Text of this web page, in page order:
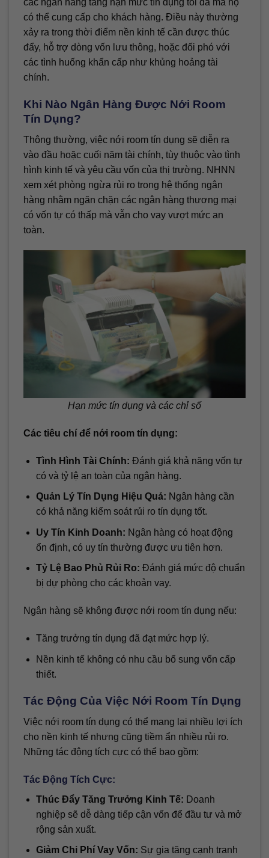
các ngân hàng tăng hạn mức tín dụng tối đa mà họ
có thể cung cấp cho khách hàng. Điều này thường
xảy ra trong thời điểm nền kinh tế cần được thúc
đẩy, hỗ trợ dòng vốn lưu thông, hoặc đối phó với
các tình huống khẩn cấp như khủng hoảng tài
chính.
Khi Nào Ngân Hàng Được Nới Room
Tín Dụng?
Thông thường, việc nới room tín dụng sẽ diễn ra
vào đầu hoặc cuối năm tài chính, tùy thuộc vào tình
hình kinh tế và yêu cầu vốn của thị trường. NHNN
xem xét phòng ngừa rủi ro trong hệ thống ngân
hàng nhằm ngăn chặn các ngân hàng thương mại
có vốn tự có thấp mà vẫn cho vay vượt mức an
toàn.
Hạn mức tín dụng và các chỉ số
Các tiêu chí để nới room tín dụng:
Tình Hình Tài Chính: Đánh giá khả năng vốn tự
có và tỷ lệ an toàn của ngân hàng.
Quản Lý Tín Dụng Hiệu Quả: Ngân hàng cần
có khả năng kiểm soát rủi ro tín dụng tốt.
Uy Tín Kinh Doanh: Ngân hàng có hoạt động
ổn định, có uy tín thường được ưu tiên hơn.
Tỷ Lệ Bao Phủ Rủi Ro: Đánh giá mức độ chuẩn
bị dự phòng cho các khoản vay.
Ngân hàng sẽ không được nới room tín dụng nếu:
Tăng trưởng tín dụng đã đạt mức hợp lý.
Nền kinh tế không có nhu cầu bổ sung vốn cấp
thiết.
Tác Động Của Việc Nới Room Tín Dụng
Việc nới room tín dụng có thể mang lại nhiều lợi ích
cho nền kinh tế nhưng cũng tiềm ẩn nhiều rủi ro.
Những tác động tích cực có thể bao gồm:
Tác Động Tích Cực:
Thúc Đẩy Tăng Trưởng Kinh Tế: Doanh
nghiệp sẽ dễ dàng tiếp cận vốn để đầu tư và mở
rộng sản xuất.
Giảm Chi Phí Vay Vốn: Sự gia tăng cạnh tranh